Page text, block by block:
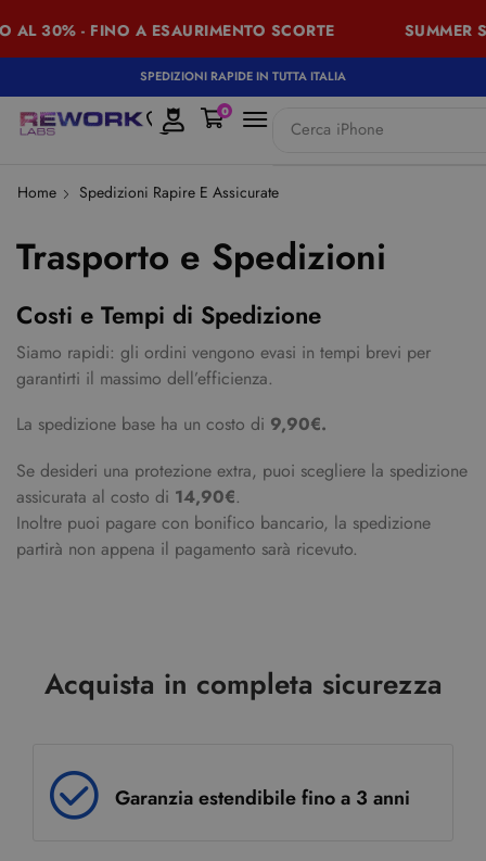
AL 30% - FINO A ESAURIMENTO SCORTE SUMMER
SPEDIZIONI RAPIDE IN TUTTA ITALIA
Cerca iPhone
0
Home Spedizioni Rapire E Assicurate
Trasporto e Spedizioni
Costi e Tempi di Spedizione
Siamo rapidi: gli ordini vengono evasi in tempi brevi per
garantirti il massimo dell’efficienza.
La spedizione base ha un costo di 9,90€.
Se desideri una protezione extra, puoi scegliere la spedizione
assicurata al costo di 14,90€.
Inoltre puoi pagare con bonifico bancario, la spedizione
partirà non appena il pagamento sarà ricevuto.
Acquista in completa sicurezza
Garanzia estendibile fino a 3 anni